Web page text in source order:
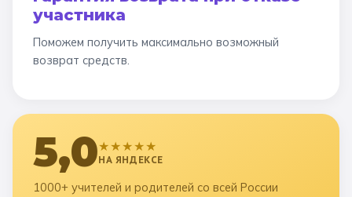
участника
Поможем получить максимально возможный
возврат средств.
5,0★★★★★
НА ЯНДЕКСЕ
1000+ учителей и родителей со всей России